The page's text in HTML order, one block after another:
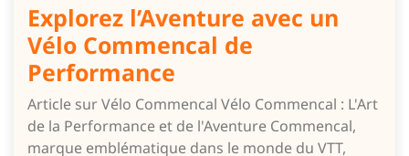
Explorez l’Aventure avec un
Vélo Commencal de
Performance
Article sur Vélo Commencal Vélo Commencal : L'Art
de la Performance et de l'Aventure Commencal,
marque emblématique dans le monde du VTT,